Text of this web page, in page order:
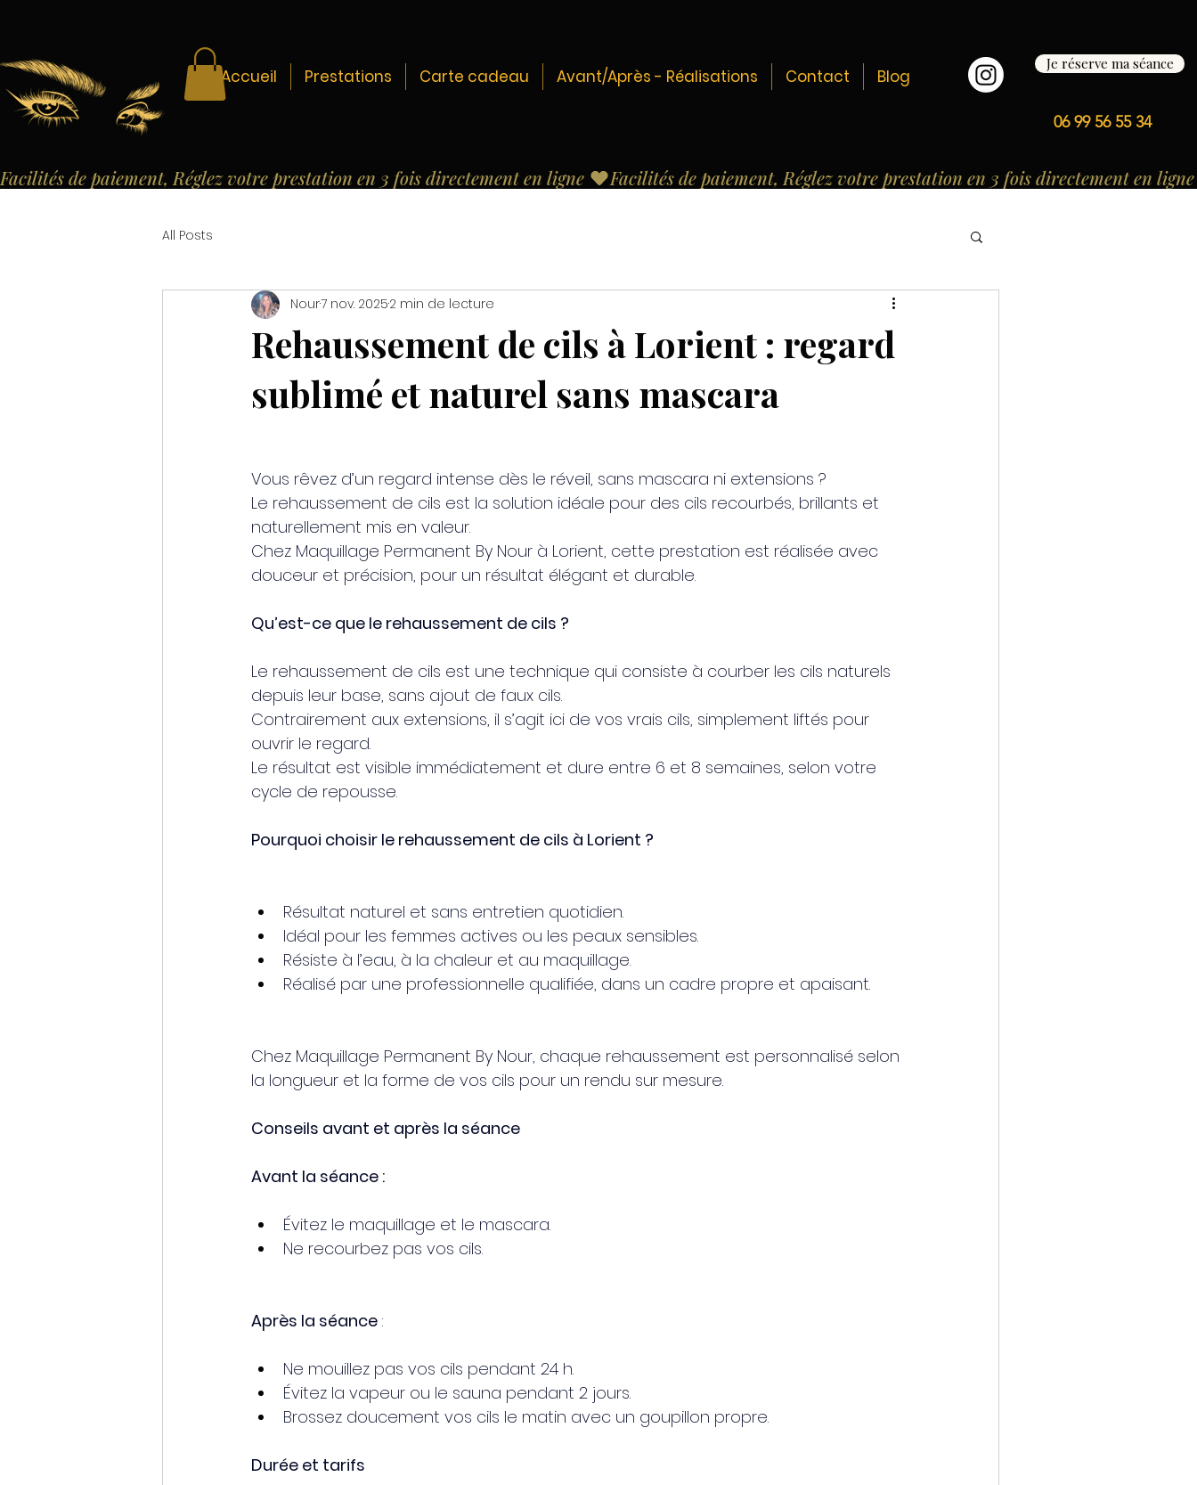
Accueil Prestations Carte cadeau Avant/Après - Réalisations Contact Blog
Je réserve ma séance
06 99 56 55 34
Facilités de paiement, Réglez votre prestation en 3 fois directement en ligne
All Posts
Rehaussement de cils à Lorient : regard
sublimé et naturel sans mascara
Nour7 nov. 20252 min de lecture
Vous rêvez d’un regard intense dès le réveil, sans mascara ni extensions ?
Le rehaussement de cils est la solution idéale pour des cils recourbés, brillants et
naturellement mis en valeur.
Chez Maquillage Permanent By Nour à Lorient, cette prestation est réalisée avec
douceur et précision, pour un résultat élégant et durable.
Qu’est-ce que le rehaussement de cils ?
Le rehaussement de cils est une technique qui consiste à courber les cils naturels
depuis leur base, sans ajout de faux cils.
Contrairement aux extensions, il s’agit ici de vos vrais cils, simplement liftés pour
ouvrir le regard.
Le résultat est visible immédiatement et dure entre 6 et 8 semaines, selon votre
cycle de repousse.
Pourquoi choisir le rehaussement de cils à Lorient ?
Résultat naturel et sans entretien quotidien.
Idéal pour les femmes actives ou les peaux sensibles.
Résiste à l’eau, à la chaleur et au maquillage.
Réalisé par une professionnelle qualifiée, dans un cadre propre et apaisant.
Chez Maquillage Permanent By Nour, chaque rehaussement est personnalisé selon
la longueur et la forme de vos cils pour un rendu sur mesure.
Conseils avant et après la séance
Avant la séance :
Évitez le maquillage et le mascara.
Ne recourbez pas vos cils.
Après la séance :
Ne mouillez pas vos cils pendant 24 h.
Évitez la vapeur ou le sauna pendant 2 jours.
Brossez doucement vos cils le matin avec un goupillon propre.
Durée et tarifs